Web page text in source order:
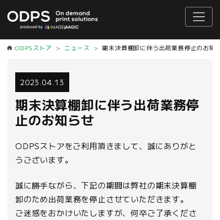
ODPSストア ニュース 期末決算棚卸に伴う出荷業務停止のお知
2023.04.13
期末決算棚卸に伴う出荷業務停
止のお知らせ
ODPSストアをご利用頂きまして、誠にありがと
うございます。
誠に勝手ながら、下記の期間は弊社の期末決算棚
卸のため出荷業務を停止させていただきます。
ご迷惑をおかけいたしますが、何卒ご了承くださ